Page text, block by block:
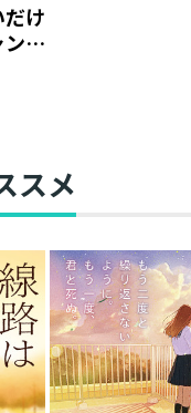
け
プ
スメ